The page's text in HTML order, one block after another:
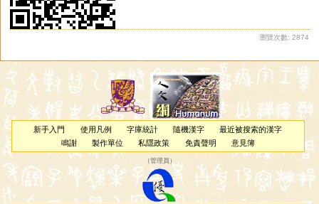
瀏覽次數: 2874
新手入門 使用凡例 字庫統計 隨機漢字
最近被搜索的漢字
鳴謝
製作單位 私隱政策 免責聲明 意見簿
（管理員 ）